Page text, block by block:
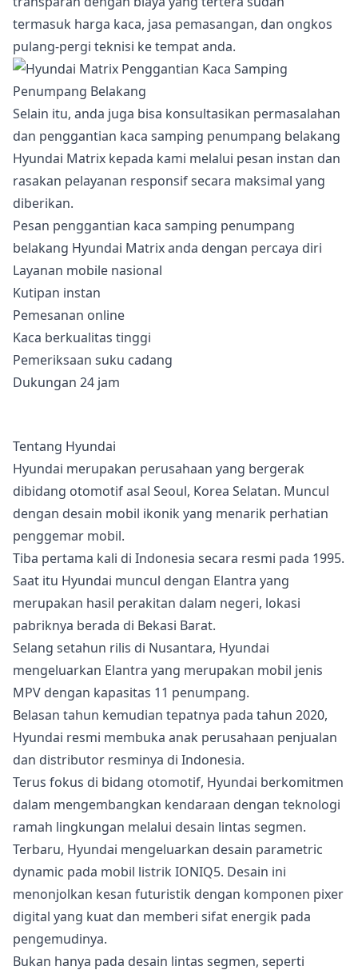
termasuk harga kaca, jasa pemasangan, dan ongkos
pulang-pergi teknisi ke tempat anda.
Selain itu, anda juga bisa konsultasikan permasalahan
dan penggantian kaca samping penumpang belakang
Hyundai Matrix kepada kami melalui pesan instan dan
rasakan pelayanan responsif secara maksimal yang
diberikan.
Pesan penggantian kaca samping penumpang
belakang Hyundai Matrix anda dengan percaya diri
Layanan mobile nasional
Kutipan instan
Pemesanan online
Kaca berkualitas tinggi
Pemeriksaan suku cadang
Dukungan 24 jam
Tentang Hyundai
Hyundai merupakan perusahaan yang bergerak
dibidang otomotif asal Seoul, Korea Selatan. Muncul
dengan desain mobil ikonik yang menarik perhatian
penggemar mobil.
Tiba pertama kali di Indonesia secara resmi pada 1995.
Saat itu Hyundai muncul dengan Elantra yang
merupakan hasil perakitan dalam negeri, lokasi
pabriknya berada di Bekasi Barat.
Selang setahun rilis di Nusantara, Hyundai
mengeluarkan Elantra yang merupakan mobil jenis
MPV dengan kapasitas 11 penumpang.
Belasan tahun kemudian tepatnya pada tahun 2020,
Hyundai resmi membuka anak perusahaan penjualan
dan distributor resminya di Indonesia.
Terus fokus di bidang otomotif, Hyundai berkomitmen
dalam mengembangkan kendaraan dengan teknologi
ramah lingkungan melalui desain lintas segmen.
Terbaru, Hyundai mengeluarkan desain parametric
dynamic pada mobil listrik IONIQ5. Desain ini
menonjolkan kesan futuristik dengan komponen pixer
digital yang kuat dan memberi sifat energik pada
pengemudinya.
Bukan hanya pada desain lintas segmen, seperti